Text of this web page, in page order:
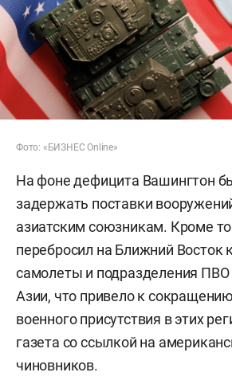
Фото: «БИЗНЕС Online»
На фоне дефицита Вашингтон
задержать поставки
азиатским союзникам. Кроме
перебросил на Ближний Восток
самолеты и подразделения ПВО
Азии, что привело к
военного присутствия в этих
газета со ссылкой на
чиновников.